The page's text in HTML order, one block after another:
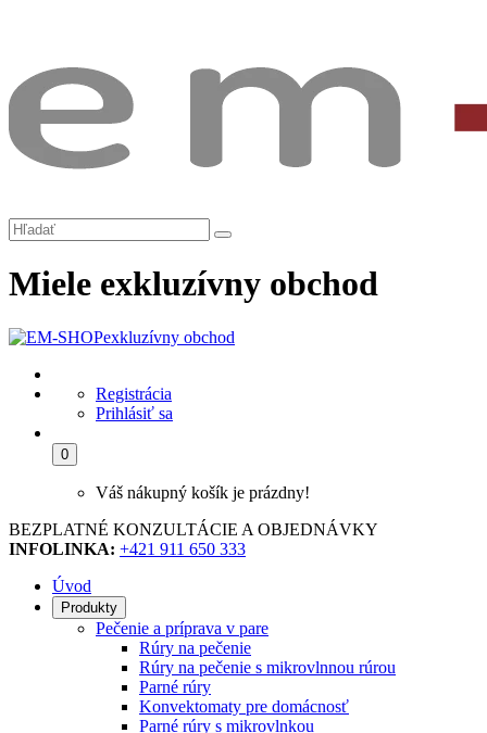
Miele exkluzívny obchod
exkluzívny obchod
Registrácia
Prihlásiť sa
0
Váš nákupný košík je prázdny!
BEZPLATNÉ KONZULTÁCIE A OBJEDNÁVKY
INFOLINKA: +421 911 650 333
Úvod
Produkty
Pečenie a príprava v pare
Rúry na pečenie
Rúry na pečenie s mikrovlnnou rúrou
Parné rúry
Konvektomaty pre domácnosť
Parné rúry s mikrovlnkou